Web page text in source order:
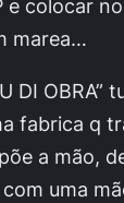
e colocar
marea…
DI OBRA”
fabrica q
a mão,
uma